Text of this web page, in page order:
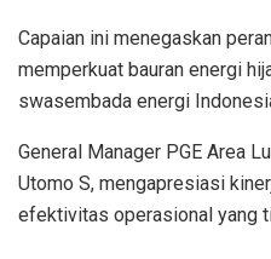
Capaian ini menegaskan
memperkuat bauran energi
swasembada energi
General Manager PGE Area
Utomo S, mengapresiasi
efektivitas operasional yang